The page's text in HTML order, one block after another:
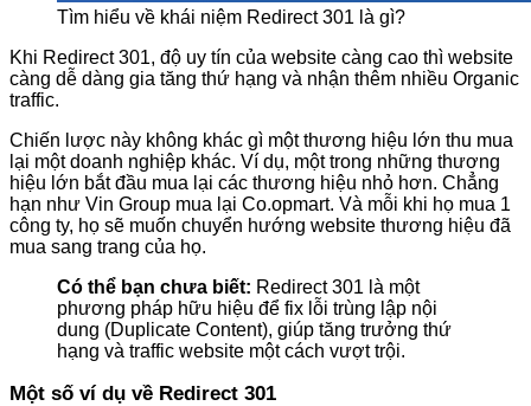
Tìm hiểu về khái niệm Redirect 301 là gì?
Khi Redirect 301, độ uy tín của website càng cao thì website
càng dễ dàng gia tăng thứ hạng và nhận thêm nhiều Organic
traffic.
Chiến lược này không khác gì một thương hiệu lớn thu mua
lại một doanh nghiệp khác. Ví dụ, một trong những thương
hiệu lớn bắt đầu mua lại các thương hiệu nhỏ hơn. Chẳng
hạn như Vin Group mua lại Co.opmart. Và mỗi khi họ mua 1
công ty, họ sẽ muốn chuyển hướng website thương hiệu đã
mua sang trang của họ.
Có thể bạn chưa biết: Redirect 301 là một
phương pháp hữu hiệu để fix lỗi trùng lập nội
dung (Duplicate Content), giúp tăng trưởng thứ
hạng và traffic website một cách vượt trội.
Một số ví dụ về Redirect 301